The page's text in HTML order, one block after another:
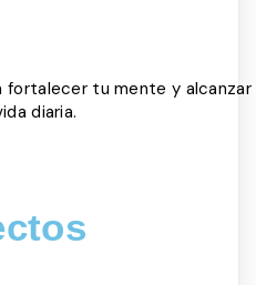
fortalecer tu mente y alcanzar
diaria.